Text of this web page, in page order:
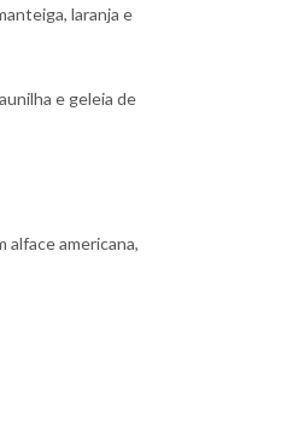
laranja e
e geleia de
alface americana,